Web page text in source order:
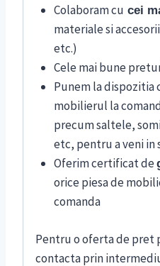
Colaboram cu cei
materiale si
etc.)
Cele mai bune
Punem la
mobilierul la
precum saltele,
etc, pentru a veni in
Oferim certificat de
orice piesa de
comanda
Pentru o oferta de pret
contacta prin